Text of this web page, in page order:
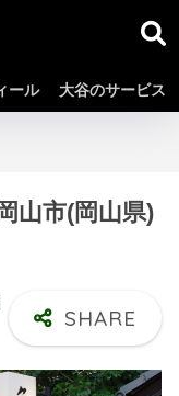
ール 大谷のサービス
山市(岡山県)